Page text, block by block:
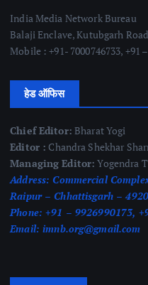
India Media Network Bureau
Balaji Enclave, Kutubgarh
Mobile : +91- 7000746733, +91
हेड ऑफिस
Chief Editor: Bharat Yogi
Editor : Chandra Shekhar
Managing Editor: Yogendra
Address: Commercial
Raipur – Chhattisgarh –
Phone: +91 – 9926990173,
Email: imnb.org@gmail.com